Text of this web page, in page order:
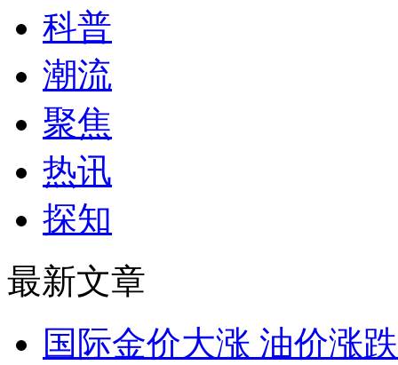
科普
潮流
聚焦
热讯
探知
最新文章
国际金价大涨 油价涨